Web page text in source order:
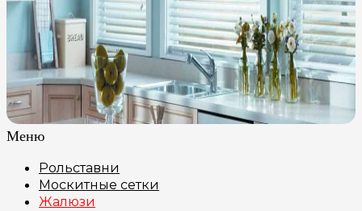
Меню
Рольставни
Москитные сетки
Жалюзи